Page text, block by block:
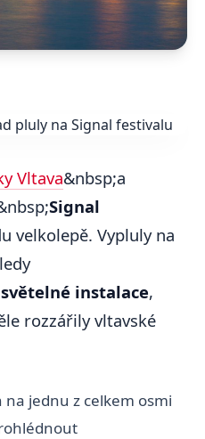
Vltava&nbsp;a
Signal
velkolepě. Vypluly na
instalace,
rozzářily vltavské
na jednu z celkem osmi